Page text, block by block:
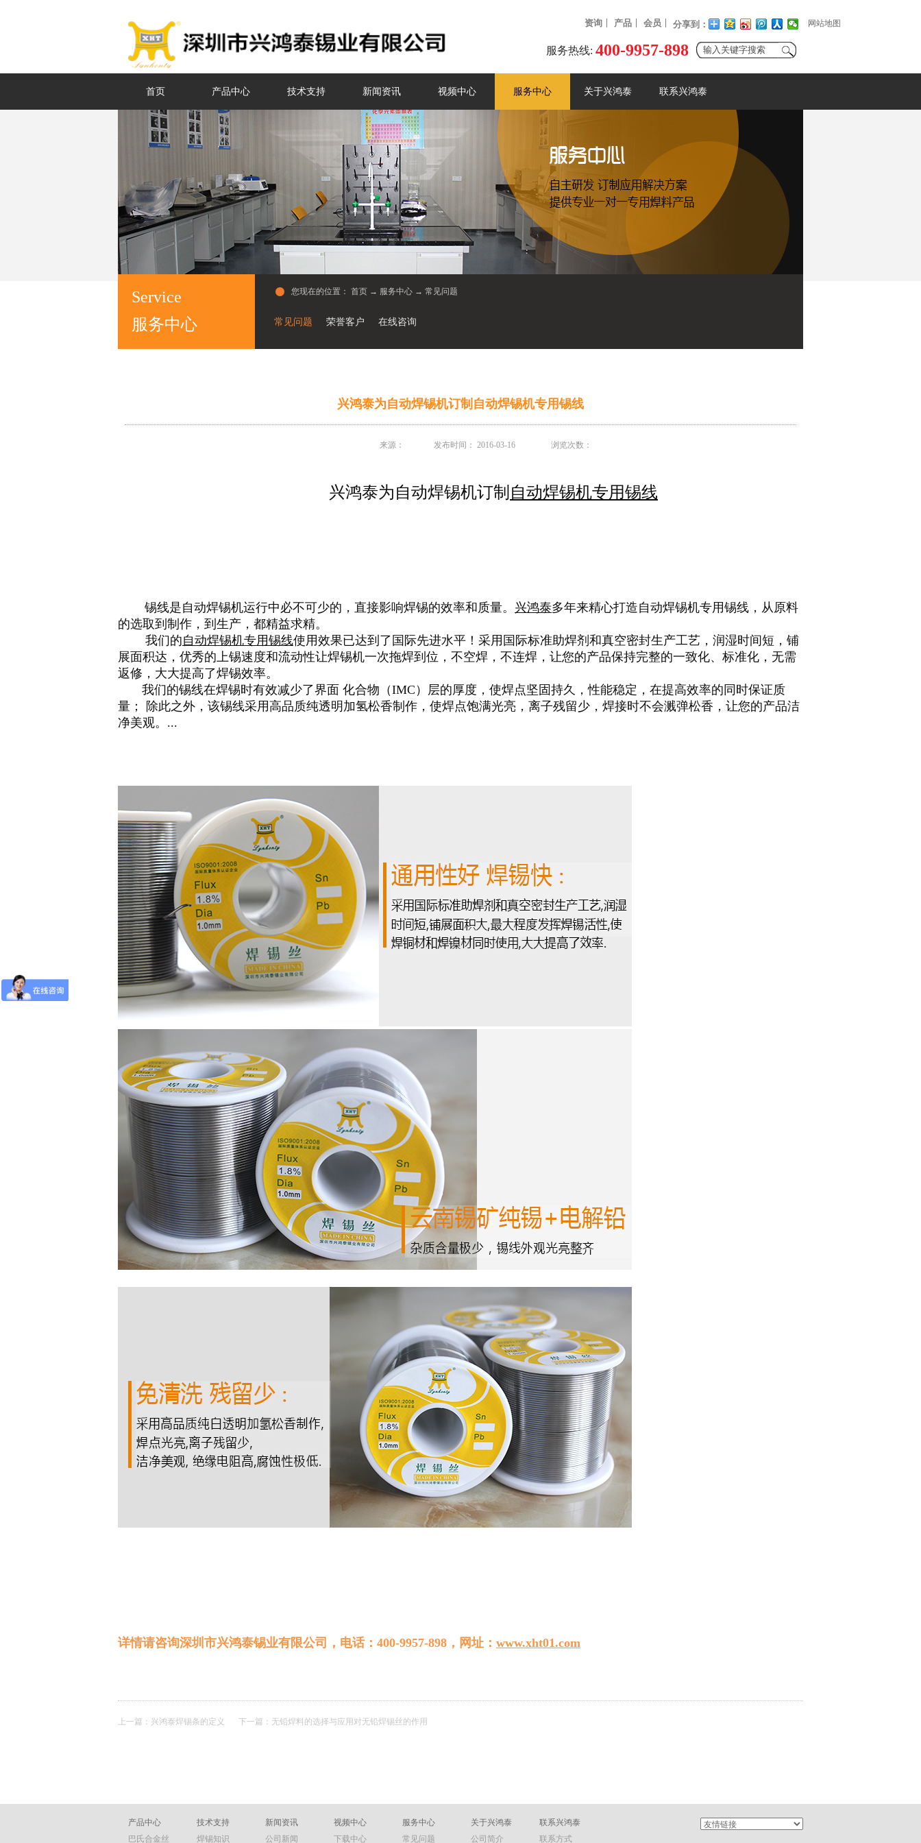
网站地图
资询 产品 会员 分享到：
服务热线: 400-9957-898
首页 产品中心 技术支持 新闻资讯 视频中心 服务中心 关于兴鸿泰 联系兴鸿泰
服务中心
Service
常见问题 荣誉客户 在线咨询
您现在的位置： 首页 → 服务中心 → 常见问题
兴鸿泰为自动焊锡机订制自动焊锡机专用锡线
来源： 发布时间： 2016-03-16 浏览次数：
兴鸿泰为自动焊锡机订制 自动焊锡机专用锡线
锡线是自动焊锡机运行中必不可少的，直接影响焊锡的效率和质量。 兴鸿泰多年来精心打造自动焊锡机专用锡线，从原料
的选取到制作，到生产，都精益求精。
我们的自动焊锡机专用锡线使用效果已达到了国际先进水平！采用国际标准助焊剂和真空密封生产工艺，润湿时间短，铺
展面积达，优秀的上锡速度和流动性让焊锡机一次拖焊到位，不空焊，不连焊，让您的产品保持完整的一致化、标准化，无需
返修，大大提高了焊锡效率。
我们的锡线在焊锡时有效减少了界面 化合物（IMC ）层的厚度，使焊点坚固持久，性能稳定，在提高效率的同时保证质
量； 除此之外，该锡线采用高品质纯透明加氢松香制作，使焊点饱满光亮，离子残留少，焊接时不会溅弹松香，让您的产品洁
净美观。 ...
详情请咨询深圳市兴鸿泰锡业有限公司，电话：400-9957-898，网址： www.xht01.com
上一篇： 兴鸿泰焊锡条的定义​ 下一篇： 无铅焊料的选择与应用对无铅焊锡丝的作用
产品中心
巴氏合金丝
技术支持
焊锡知识
新闻资讯
公司新闻
视频中心
下载中心
服务中心
常见问题
关于兴鸿泰
公司简介
联系兴鸿泰
联系方式